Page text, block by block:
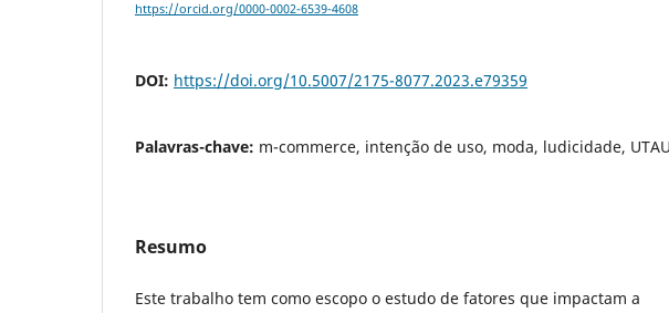
https://orcid.org/0000-0002-6539-4608
DOI: https://doi.org/10.5007/2175-8077.2023.e79359
Palavras-chave: m-commerce, intenção de uso, moda, ludicidade,
Resumo
Este trabalho tem como escopo o estudo de fatores que impactam a